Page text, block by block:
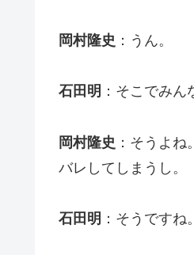
岡村隆史 ：うん。
石田明 ：そこでみ
岡村隆史 ：そうよ
バレしてしまうし。
石田明 ：そうですね。